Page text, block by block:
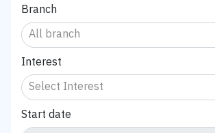
Branch
Interest
Start date